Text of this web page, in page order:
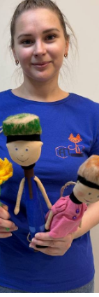
интеллекта
Направления
1 — 3 года
4 — 6 лет
7 — 13 лет
Наверх ↑